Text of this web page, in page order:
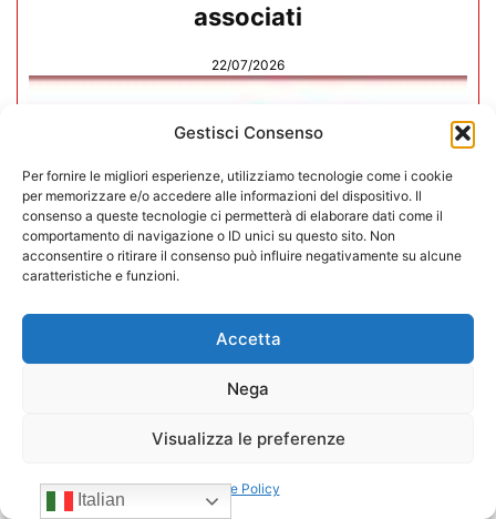
Gestisci Consenso
Per fornire le migliori esperienze, utilizziamo tecnologie come i cookie
per memorizzare e/o accedere alle informazioni del dispositivo. Il
consenso a queste tecnologie ci permetterà di elaborare dati come il
comportamento di navigazione o ID unici su questo sito. Non
acconsentire o ritirare il consenso può influire negativamente su alcune
caratteristiche e funzioni.
Accetta
Nega
Visualizza le preferenze
Cookie Policy
associati
22/07/2026
CONFIDA Servizi srl presenta il
17/07/2026
Italian